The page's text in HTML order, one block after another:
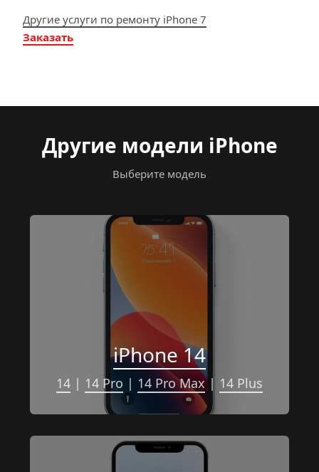
Другие услуги по ремонту iPhone 7
Заказать
Другие модели iPhone
Выберите модель
iPhone 14
14 | 14 Pro | 14 Pro Max | 14 Plus